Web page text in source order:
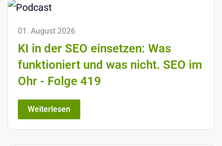
01. August 2026
KI in der SEO einsetzen: Was
funktioniert und was nicht. SEO im
Ohr - Folge 419
Weiterlesen